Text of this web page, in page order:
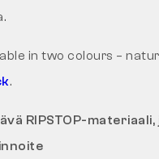
in two colours –
.
RIPSTOP-materiaali,